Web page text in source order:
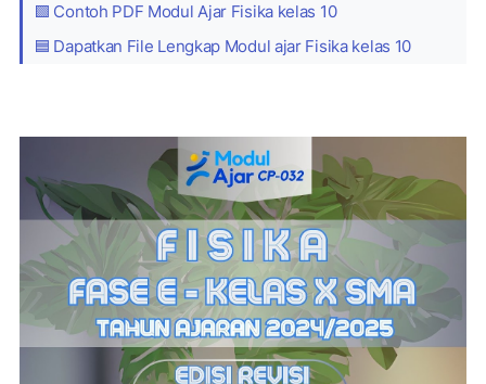
🟩 Contoh PDF Modul Ajar Fisika kelas 10
🟦 Dapatkan File Lengkap Modul ajar Fisika kelas 10